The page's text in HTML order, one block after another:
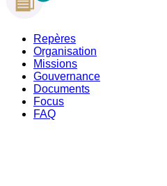
Repères
Organisation
Missions
Gouvernance
Documents
Focus
FAQ